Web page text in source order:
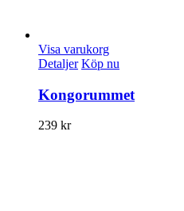
Visa varukorg
Detaljer Köp nu
Kongorummet
239 kr